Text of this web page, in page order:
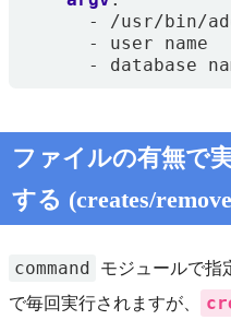
- /usr/bin/
- user name
- database
ファイルの有無で
する (creates/
command
モジュールで指
で毎回実行されますが、